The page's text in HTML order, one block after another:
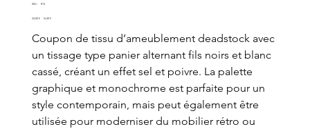
SKU :
SKU
R14
Prix
24,00 €
Prix
14,40 €
Coupon de tissu d’ameublement deadstock avec
un tissage type panier alternant fils noirs et blanc
cassé, créant un effet sel et poivre. La palette
graphique et monochrome est parfaite pour un
style contemporain, mais peut également être
utilisée pour moderniser du mobilier rétro ou